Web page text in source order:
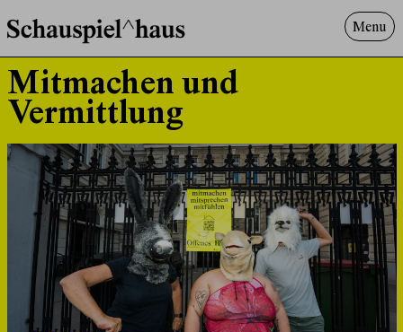
Menu
Besuch
Suche
Mitmachen und
Vermittlung